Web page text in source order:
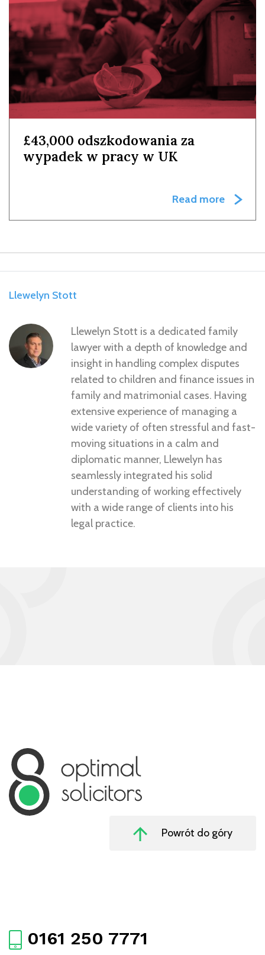
£43,000 odszkodowania za
wypadek w pracy w UK
Read more
Llewelyn Stott
Llewelyn Stott is a dedicated family
lawyer with a depth of knowledge and
insight in handling complex disputes
related to children and finance issues in
family and matrimonial cases. Having
extensive experience of managing a
wide variety of often stressful and fast-
moving situations in a calm and
diplomatic manner, Llewelyn has
seamlessly integrated his solid
understanding of working effectively
with a wide range of clients into his
legal practice.
Powrót do góry
0161 250 7771